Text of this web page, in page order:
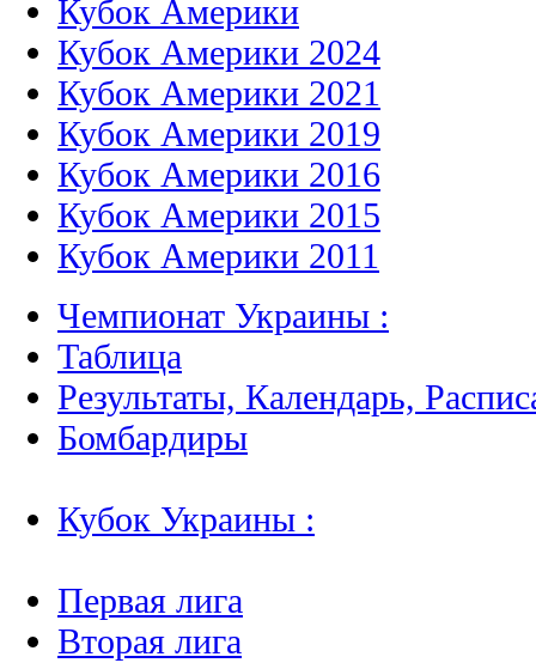
Кубок Америки
Кубок Америки 2024
Кубок Америки 2021
Кубок Америки 2019
Кубок Америки 2016
Кубок Америки 2015
Кубок Америки 2011
Чемпионат Украины :
Таблица
Результаты, Календарь,
Бомбардиры
Кубок Украины :
Первая лига
Вторая лига